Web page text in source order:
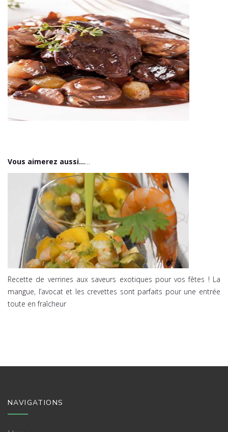
Vous aimerez aussi……
Recette de verrines aux saveurs exotiques pour vos fêtes ! La
mangue, l’avocat et les crevettes sont parfaits pour une entrée
toute en fraîcheur